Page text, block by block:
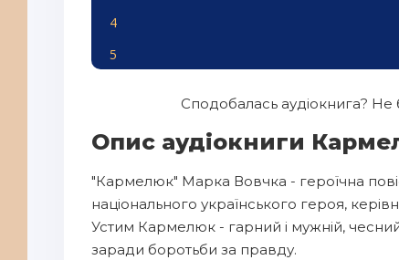
4
5
8
9
10
11
Сподобалась аудіокнига? Не
Опис аудіокниги
"Кармелюк" Марка Вовчка - героїчна
національного українського героя,
Устим Кармелюк - гарний і мужній,
заради боротьби за правду.